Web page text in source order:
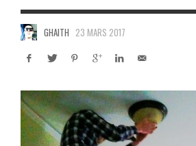
GHAITH 23 MARS 2017